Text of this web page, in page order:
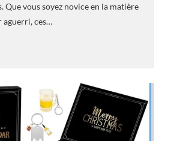
Que vous soyez novice en la matière
aguerri, ces…